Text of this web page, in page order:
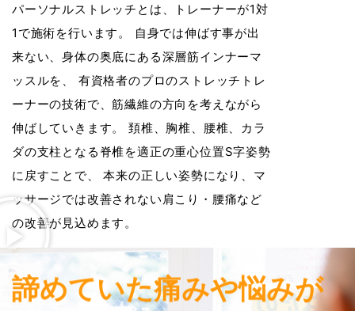
パーソナルストレッチとは、トレーナーが1対
1で施術を行います。 自身では伸ばす事が出
来ない、身体の奥底にある深層筋インナーマ
ッスルを、 有資格者のプロのストレッチトレ
ーナーの技術で、筋繊維の方向を考えながら
伸ばしていきます。 頚椎、胸椎、腰椎、カラ
ダの支柱となる脊椎を適正の重心位置S字姿勢
に戻すことで、 本来の正しい姿勢になり、マ
ッサージでは改善されない肩こり・腰痛など
の改善が見込めます。
諦めていた痛みや悩みが